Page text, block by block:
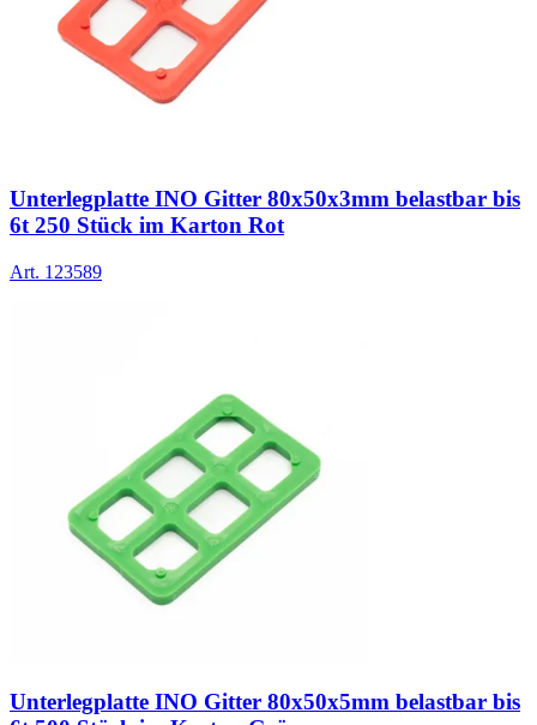
Unterlegplatte INO Gitter 80x50x3mm belastbar bis
6t 250 Stück im Karton Rot
Art. 123589
Unterlegplatte INO Gitter 80x50x5mm belastbar bis